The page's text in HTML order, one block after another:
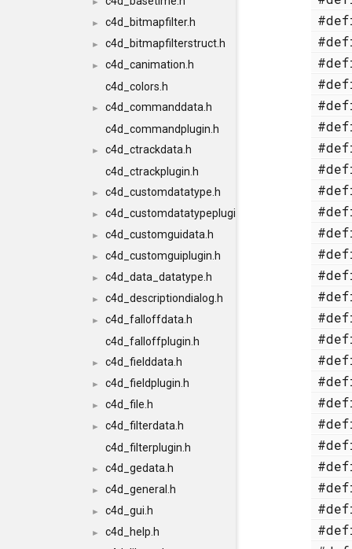
► c4d_bitmapfilter.h
► c4d_bitmapfilterstruct.h
►
c4d_canimation.h
c4d_colors.h
►
c4d_commanddata.h
c4d_commandplugin.h
►
c4d_ctrackdata.h
c4d_ctrackplugin.h
► c4d_customdatatype.h
► c4d_customdatatypeplugin.h
► c4d_customguidata.h
► c4d_customguiplugin.h
► c4d_data_datatype.h
► c4d_descriptiondialog.h
►
c4d_falloffdata.h
c4d_falloffplugin.h
► c4d_fielddata.h
► c4d_fieldplugin.h
► c4d_file.h
►
c4d_filterdata.h
c4d_filterplugin.h
► c4d_gedata.h
► c4d_general.h
► c4d_gui.h
►
c4d_help.h